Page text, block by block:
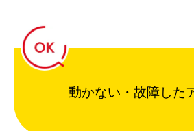
動かない・故障した